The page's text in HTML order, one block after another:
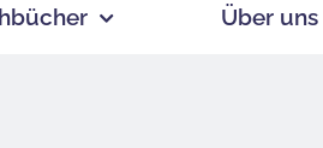
Über uns